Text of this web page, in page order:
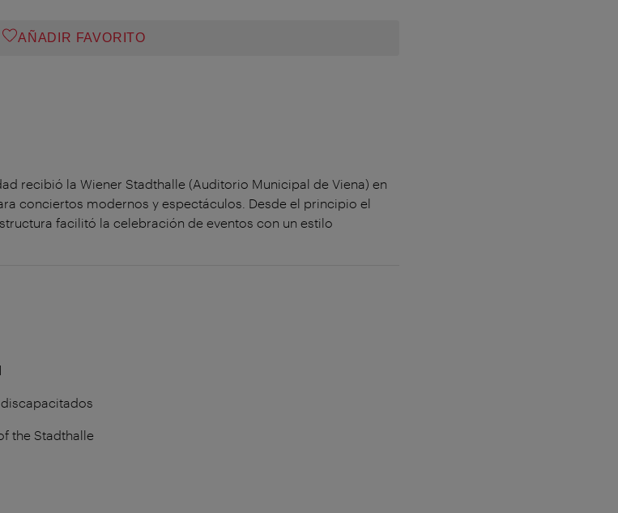
AÑADIR FAVORITO
recibió la Wiener Stadthalle (Auditorio Municipal de Viena) en
conciertos modernos y espectáculos. Desde el principio el
facilitó la celebración de eventos con un estilo
the Stadthalle